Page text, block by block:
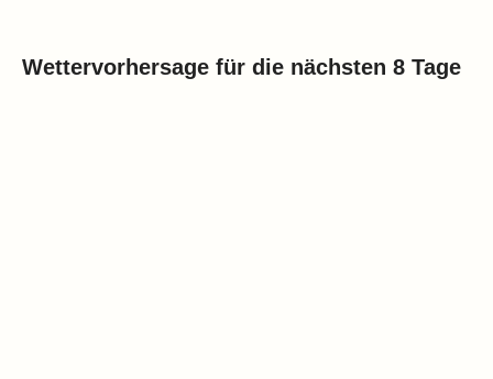
Wettervorhersage für die nächsten 8 Tage